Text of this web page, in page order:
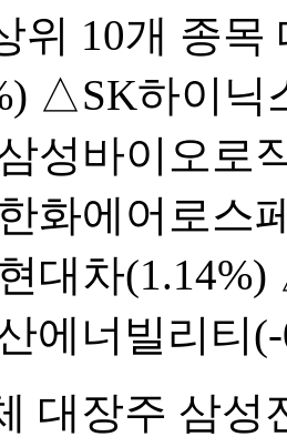
위 10개 종
△SK하이
성바이오로
화에어로스
대차
에너빌리티
대장주 삼성